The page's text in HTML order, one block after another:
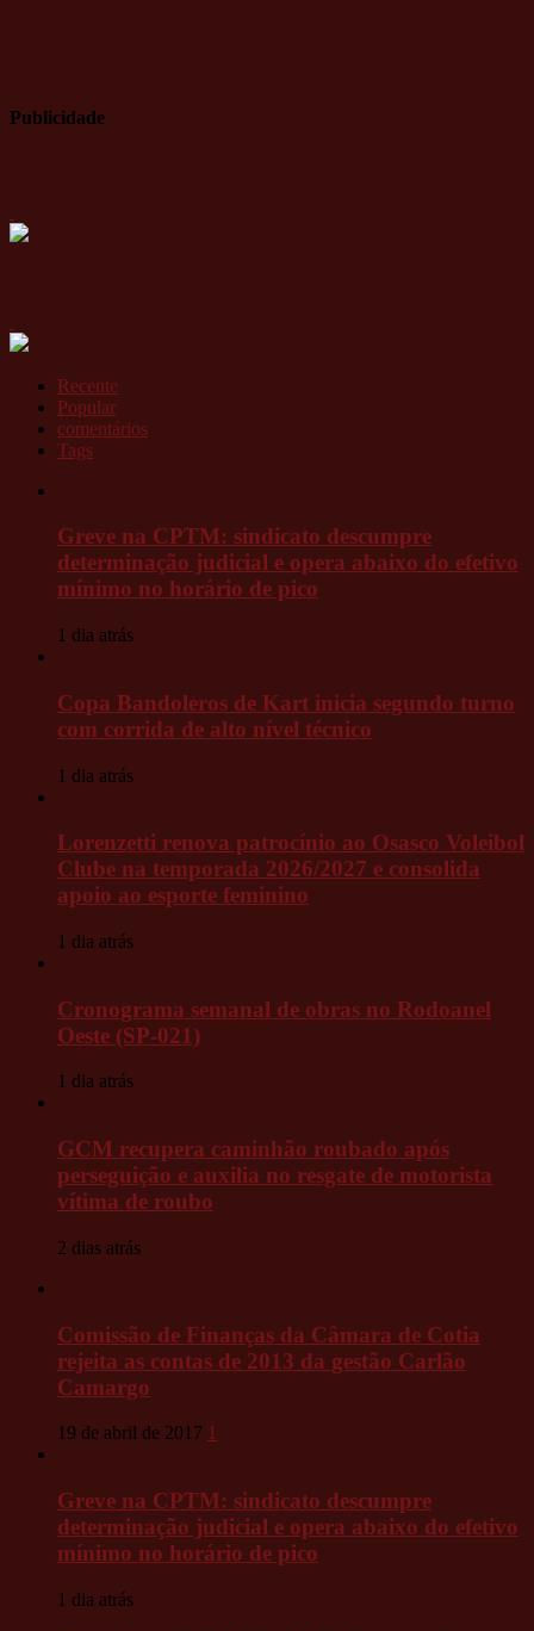
Publicidade
Recente
Popular
comentários
Tags
Greve na CPTM: sindicato descumpre
determinação judicial e opera abaixo do efetivo
mínimo no horário de pico
1 dia atrás
Copa Bandoleros de Kart inicia segundo turno
com corrida de alto nível técnico
1 dia atrás
Lorenzetti renova patrocínio ao Osasco Voleibol
Clube na temporada 2026/2027 e consolida
apoio ao esporte feminino
1 dia atrás
Cronograma semanal de obras no Rodoanel
Oeste (SP-021)
1 dia atrás
GCM recupera caminhão roubado após
perseguição e auxilia no resgate de motorista
vítima de roubo
2 dias atrás
Comissão de Finanças da Câmara de Cotia
rejeita as contas de 2013 da gestão Carlão
Camargo
19 de abril de 2017 1
Greve na CPTM: sindicato descumpre
determinação judicial e opera abaixo do efetivo
mínimo no horário de pico
1 dia atrás